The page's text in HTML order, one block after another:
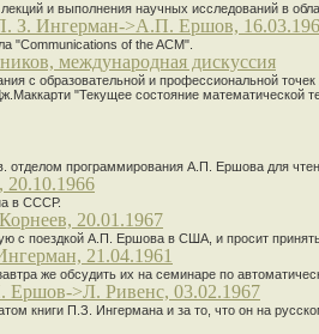
и выполнения научных исследований в
З. Ингерман->А.П. Ершов,
"Communications of the ACM".
международная дискуссия
с образовательной и профессиональной
"Текущее состояние
отделом программирования А.П. Ершова для
20.10.1966
в СССР.
20.01.1967
с поездкой А.П. Ершова в США, и просит
21.04.1961
же обсудить их на семинаре по
>Л. Ривенс, 03.02.1967
книги П.З. Ингермана и за то, что он на